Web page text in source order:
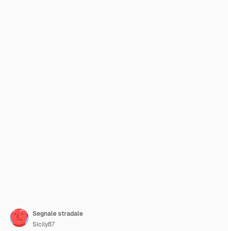
Segnale stradale
Sicily87